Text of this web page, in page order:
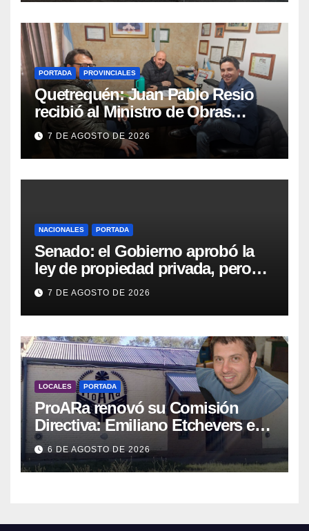
PORTADA PROVINCIALES
Quetrequén: Juan Pablo Resio
recibió al Ministro de Obras
Públicas y al Presidente de
Vialidad para recorrer la ruta a
Villa Huidobro
7 DE AGOSTO DE 2026
NACIONALES PORTADA
Senado: el Gobierno aprobó la
ley de propiedad privada, pero
tuvo que quitar otro capítulo
7 DE AGOSTO DE 2026
LOCALES PORTADA
ProARa renovó su Comisión
Directiva: Emiliano Etchevers es
el nuevo Presidente de la entidad
6 DE AGOSTO DE 2026